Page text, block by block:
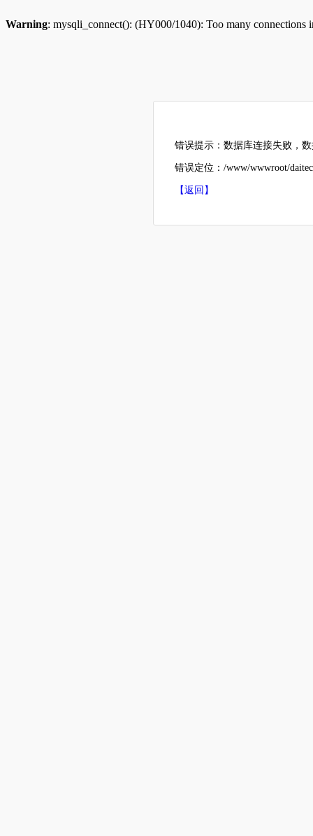
Warning: mysqli_connect(): (HY000/1040): Too many connections
错误提示：数据库连接失败，
错误定位：/www/wwwroot/
【返回】